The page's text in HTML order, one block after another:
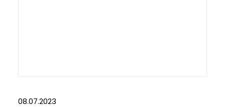
08.07.2023